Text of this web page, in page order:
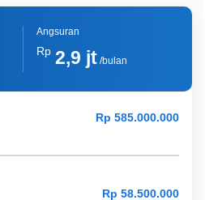
Angsuran
Rp 2,9 jt/bulan